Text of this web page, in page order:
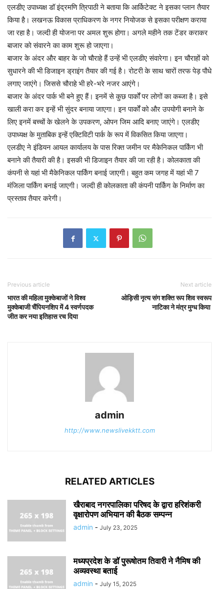
एलडीए उपाध्यक्ष डॉ इंद्रमणि त्रिपाठी ने बताया कि आर्किटेक्ट ने इसका प्लान तैयार
किया है। लखनऊ विकास प्राधिकरण के नगर नियोजक से इसका परीक्षण कराया
जा रहा है। जल्दी ही योजना पर अमल शुरू होगा। अगले महीने तक टेंडर कराकर
बाजार को संवारने का काम शुरू हो जाएगा।
बाजार के अंदर और बाहर के जो चौराहे हैं उन्हें भी एलडीए संवारेगा। इन चौराहों को
सुधारने की भी डिजाइन ड्राइंग तैयार की गई है। रोटरी के साथ चारों तरफ पेड़ पौधे
लगाए जाएंगे। जिससे चौराहे भी हरे-भरे नजर आएंगे।
बाजार के अंदर पार्क भी बने हुए हैं। इनमें से कुछ पार्कों पर लोगों का कब्जा है। इसे
खाली करा कर इन्हें भी सुंदर बनाया जाएगा। इन पार्कों को और उपयोगी बनाने के
लिए इनमें बच्चों के खेलने के उपकरण, ओपन जिम आदि बनाए जाएंगे। एलडीए
उपाध्यक्ष के मुताबिक इन्हें एक्टिविटी पार्क के रूप में विकसित किया जाएगा।
एलडीए ने इंडियन आयल कार्यालय के पास रिक्त जमीन पर मैकेनिकल पार्किंग भी
बनाने की तैयारी की है। इसकी भी डिजाइन तैयार की जा रही है। कोलकाता की
कंपनी से यहां भी मैकेनिकल पार्किंग बनाई जाएगी। बहुत कम जगह में यहां भी 7
मंजिला पार्किंग बनाई जाएगी। जल्दी ही कोलकाता की कंपनी पार्किंग के निर्माण का
प्रस्ताव तैयार करेगी।
Previous article
भारत की महिला मुक्केबाजों ने विश्व
मुक्केबाजी चैंपियनशिप में 4 स्वर्णपदक
जीत कर नया इतिहास रच दिया
Next article
ओड़िसी नृत्य संग शक्ति रूप शिव स्वरूप
नाटिका ने मंत्र मुग्ध किया
admin
http://www.newslivekktt.com
RELATED ARTICLES
खैराबाद नगरपालिका परिषद के द्वारा हरिशंकरी
वृक्षारोपण अभियान की बैठक सम्पन्न
admin - July 23, 2025
मध्यप्रदेश के डॉ पुरूषोतम तिवारी ने नैमिष की
अव्यवस्था बताई
admin - July 15, 2025